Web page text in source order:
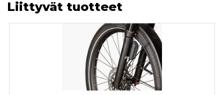
Liittyvät tuotteet